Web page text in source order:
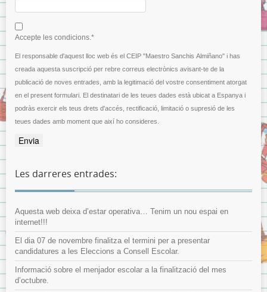
I agree terms and conditions.*
Accepte les condicions.*
El responsable d'aquest lloc web és el CEIP "Maestro Sanchis Almiñano" i has
creada aquesta suscripció per rebre correus electrònics avisant-te de la
publicació de noves entrades, amb la legitimació del vostre consentiment atorgat
en el present formulari. El destinatari de les teues dades està ubicat a Espanya i
podràs exercir els teus drets d'accés, rectificació, limitació o supresió de les
teues dades amb moment que així ho consideres.
Les darreres entrades:
Aquesta web deixa d’estar operativa… Tenim un nou espai en
internet!!!
El dia 07 de novembre finalitza el termini per a presentar
candidatures a les Eleccions a Consell Escolar.
Informació sobre el menjador escolar a la finalització del mes
d’octubre.